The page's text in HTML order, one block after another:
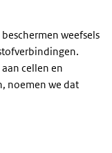
weefsels
cellen en
noemen we dat